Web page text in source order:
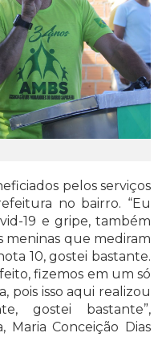
pelos serviços
no bairro. “Eu
19 e gripe, também
que mediram
10, gostei bastante.
fizemos em um só
pois isso aqui realizou
gostei bastante”,
Conceição Dias